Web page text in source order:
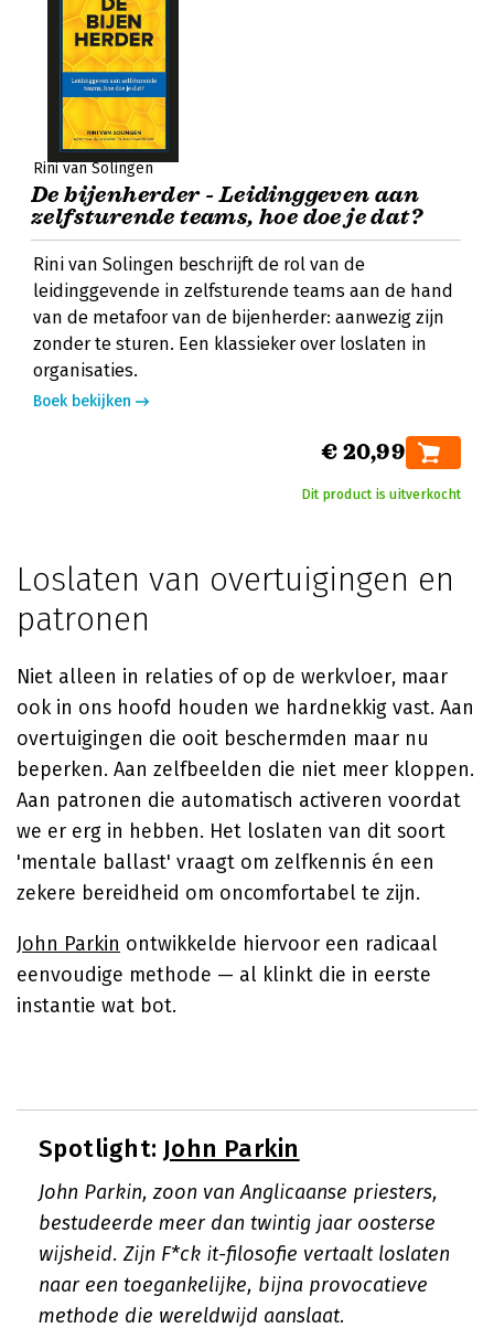
Rini van Solingen
De bijenherder - Leidinggeven aan
zelfsturende teams, hoe doe je dat?
Rini van Solingen beschrijft de rol van de
leidinggevende in zelfsturende teams aan de hand
van de metafoor van de bijenherder: aanwezig zijn
zonder te sturen. Een klassieker over loslaten in
organisaties.
Boek bekijken
€ 20,99
Dit product is uitverkocht
Loslaten van overtuigingen en
patronen
Niet alleen in relaties of op de werkvloer, maar
ook in ons hoofd houden we hardnekkig vast. Aan
overtuigingen die ooit beschermden maar nu
beperken. Aan zelfbeelden die niet meer kloppen.
Aan patronen die automatisch activeren voordat
we er erg in hebben. Het loslaten van dit soort
'mentale ballast' vraagt om zelfkennis én een
zekere bereidheid om oncomfortabel te zijn.
John Parkin ontwikkelde hiervoor een radicaal
eenvoudige methode — al klinkt die in eerste
instantie wat bot.
Spotlight: John Parkin
John Parkin, zoon van Anglicaanse priesters,
bestudeerde meer dan twintig jaar oosterse
wijsheid. Zijn F*ck it-filosofie vertaalt loslaten
naar een toegankelijke, bijna provocatieve
methode die wereldwijd aanslaat.